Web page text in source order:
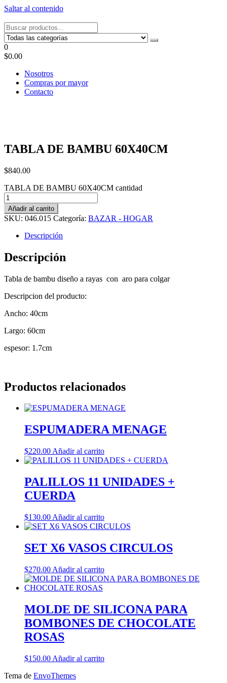
Saltar al contenido
Tel: 22087679 – Cel: 097 822122 – Joaquín Requena 2459
0
$0.00
Nosotros
Compras por mayor
Contacto
TABLA DE BAMBU 60X40CM
$840.00
TABLA DE BAMBU 60X40CM cantidad
Añadir al carrito
SKU: 046.015 Categoría: BAZAR - HOGAR
Descripción
Descripción
Tabla de bambu diseño a rayas con aro para colgar
Descripcion del producto:
Ancho: 40cm
Largo: 60cm
espesor: 1.7cm
Productos relacionados
ESPUMADERA MENAGE
$220.00 Añadir al carrito
PALILLOS 11 UNIDADES +
CUERDA
$130.00 Añadir al carrito
SET X6 VASOS CIRCULOS
$270.00 Añadir al carrito
MOLDE DE SILICONA PARA
BOMBONES DE CHOCOLATE
ROSAS
$150.00 Añadir al carrito
Tema de EnvoThemes